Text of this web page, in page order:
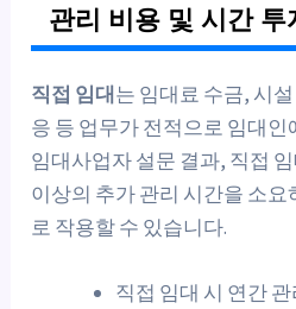
관리 비용 및 시간 투
직접 임대는 임대료 수금, 시
응 등 업무가 전적으로 임대인
임대사업자 설문 결과, 직접
이상의 추가 관리 시간을 소
로 작용할 수 있습니다.
직접 임대 시 연간